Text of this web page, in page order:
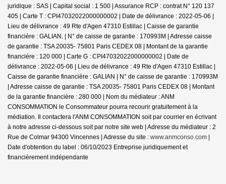
juridique : SAS | Capital social : 1 500 | Assurance RCP : contrat N° 120 137
405 | Carte T : CPI47032022000000002 | Date de délivrance : 2022-05-06 |
Lieu de délivrance : 49 Rte d'Agen 47310 Estillac | Caisse de garantie
financière : GALIAN. | N° de caisse de garantie : 170993M | Adresse caisse
de garantie : TSA 20035- 75801 Paris CEDEX 08 | Montant de la garantie
financière : 120 000 | Carte G : CPI47032022000000002 | Date de
délivrance : 2022-05-06 | Lieu de délivrance : 49 Rte d'Agen 47310 Estillac |
Caisse de garantie financière : GALIAN | N° de caisse de garantie : 170993M
| Adresse caisse de garantie : TSA 20035- 75801 Paris CEDEX 08 | Montant
de la garantie financière : 280 000 | Nom du médiateur : ANM
CONSOMMATION le Consommateur pourra recourir gratuitement à la
médiation. Il contactera l'ANM CONSOMMATION soit par courrier en écrivant
à notre adresse ci-dessous soit par notre site web | Adresse du médiateur : 2
Rue de Colmar 94300 Vincennes | Adresse du site : www.anmconso.com |
Date d'obtention du label : 06/10/2023 Entreprise juridiquement et
financièrement indépendante